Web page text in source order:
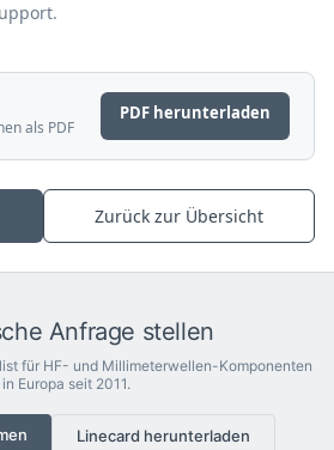
als PDF
PDF herunterladen
Zurück zur Übersicht
Anfrage stellen
für HF- und Millimeterwellen-Komponenten
in Europa seit 2011.
Linecard herunterladen